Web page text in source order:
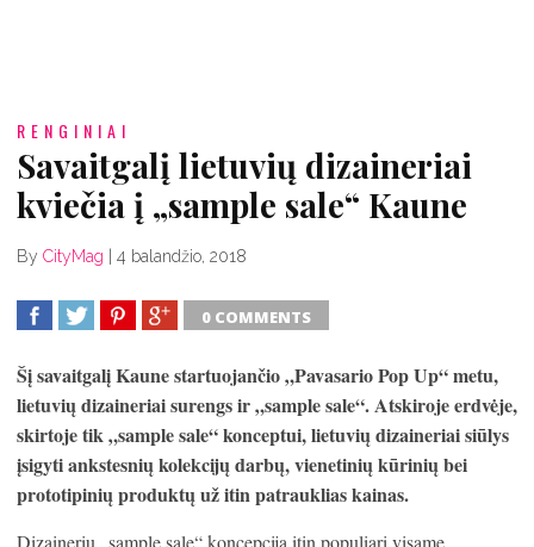
RENGINIAI
Savaitgalį lietuvių dizaineriai
kviečia į „sample sale“ Kaune
By CityMag 4 balandžio, 2018
0 COMMENTS
Šį savaitgalį Kaune startuojančio „Pavasario Pop Up“ metu,
lietuvių dizaineriai surengs ir „sample sale“. Atskiroje erdvėje,
skirtoje tik „sample sale“ konceptui, lietuvių dizaineriai siūlys
įsigyti ankstesnių kolekcijų darbų, vienetinių kūrinių bei
prototipinių produktų už itin patrauklias kainas.
Dizainerių „sample sale“ koncepcija itin populiari visame